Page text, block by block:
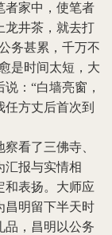
者家中，使笔者
龙井茶，就去打
务甚累，千万不
是时间太短，大
：“白墙亮窗，
方丈后首次到
看了三佛寺、
汇报与实情相
和表扬。大师应
昌明留下半天时
品，昌明以公务